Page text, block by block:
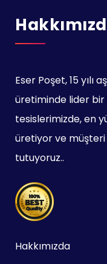
Eser Poşet, 15 yılı
üretiminde lider bir
tesislerimizde, en
üretiyor ve
tutuyoruz..
Hakkımızda